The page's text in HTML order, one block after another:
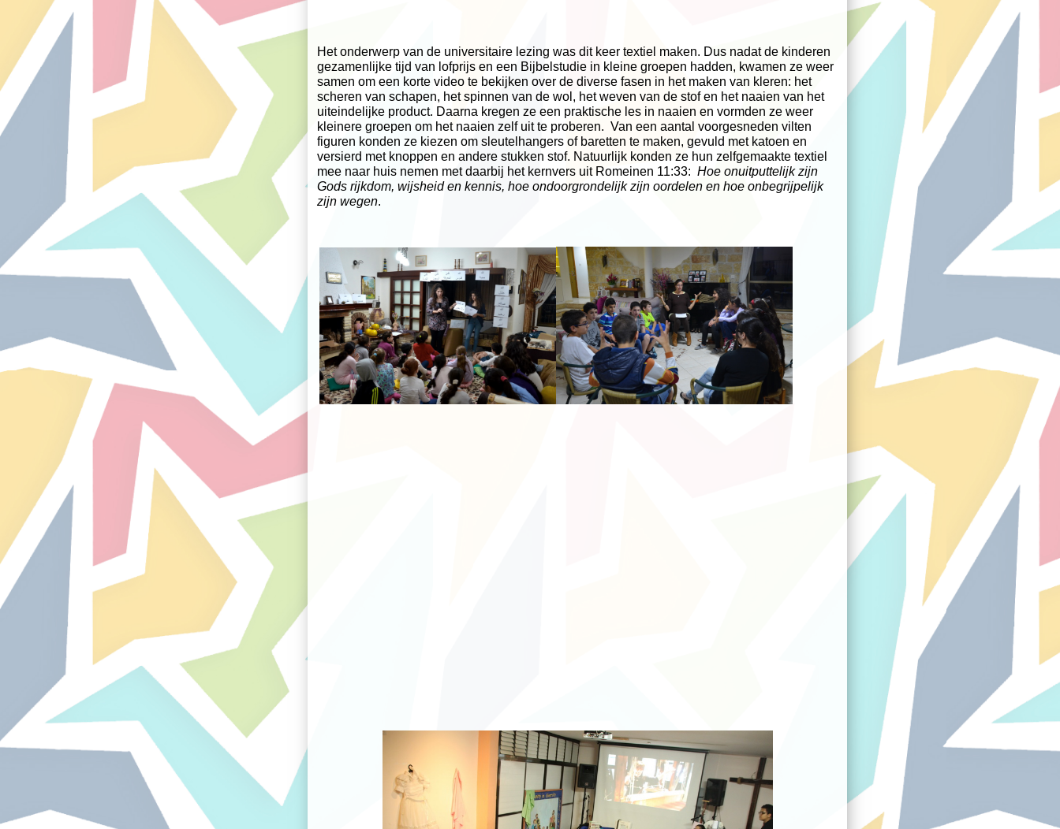
Het onderwerp van de universitaire lezing was dit keer textiel maken. Dus nadat de kinderen
gezamenlijke tijd van lofprijs en een Bijbelstudie in kleine groepen hadden, kwamen ze weer
samen om een korte video te bekijken over de diverse fasen in het maken van kleren: het
scheren van schapen, het spinnen van de wol, het weven van de stof en het naaien van het
uiteindelijke product. Daarna kregen ze een praktische les in naaien en vormden ze weer
kleinere groepen om het naaien zelf uit te proberen. Van een aantal voorgesneden vilten
figuren konden ze kiezen om sleutelhangers of baretten te maken, gevuld met katoen en
versierd met knoppen en andere stukken stof. Natuurlijk konden ze hun zelfgemaakte textiel
mee naar huis nemen met daarbij het kernvers uit Romeinen 11:33: Hoe onuitputtelijk zijn
Gods rijkdom, wijsheid en kennis, hoe ondoorgrondelijk zijn oordelen en hoe onbegrijpelijk
zijn wegen.